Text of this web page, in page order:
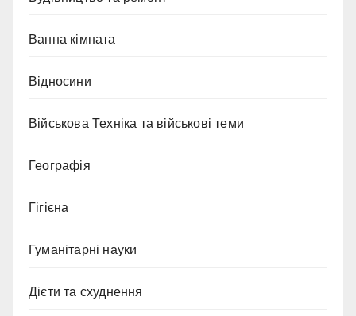
Ванна кімната
Відносини
Військова Техніка та військові теми
Географія
Гігієна
Гуманітарні науки
Дієти та схуднення